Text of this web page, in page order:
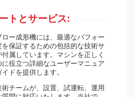
トとサービス:
ー成形機には、最適なパフォー
保証するための包括的な技術サ
属しています。マシンを正しく
役立つ詳細なユーザーマニュア
ドを提供します。
チームが、設置、試運転、運用